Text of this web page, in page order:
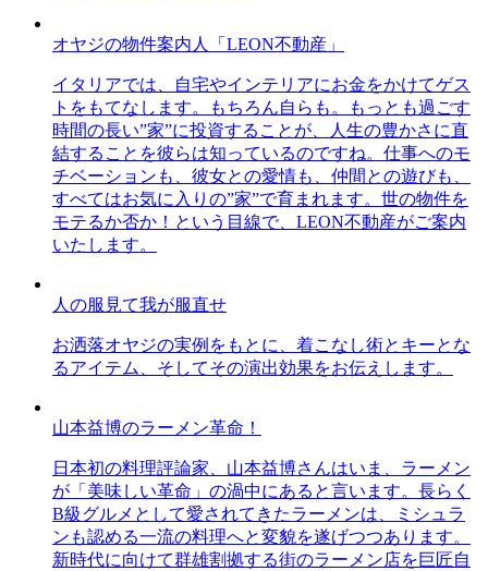
オヤジの物件案内人「LEON不動産」
イタリアでは、自宅やインテリアにお金をかけてゲス
トをもてなします。もちろん自らも。もっとも過ごす
時間の長い”家”に投資することが、人生の豊かさに直
結することを彼らは知っているのですね。仕事へのモ
チベーションも、彼女との愛情も、仲間との遊びも、
すべてはお気に入りの”家”で育まれます。世の物件を
モテるか否か！という目線で、LEON不動産がご案内
いたします。
人の服見て我が服直せ
お洒落オヤジの実例をもとに、着こなし術とキーとな
るアイテム、そしてその演出効果をお伝えします。
山本益博のラーメン革命！
日本初の料理評論家、山本益博さんはいま、ラーメン
が「美味しい革命」の渦中にあると言います。長らく
B級グルメとして愛されてきたラーメンは、ミシュラ
ンも認める一流の料理へと変貌を遂げつつあります。
新時代に向けて群雄割拠する街のラーメン店を巨匠自